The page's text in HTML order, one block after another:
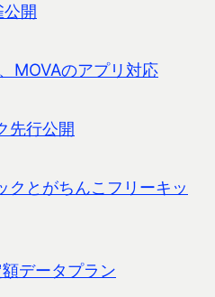
開
MOVAのアプリ対応
先行公開
クとがちんこフリーキッ
データプラン